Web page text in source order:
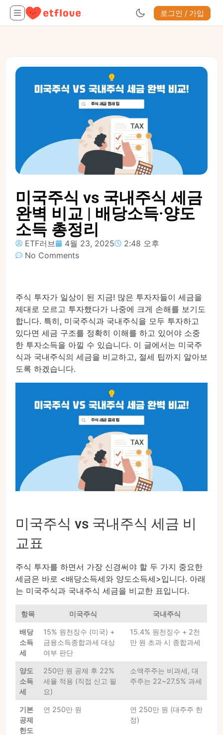
로그인 / 가입
미국주식 vs 국내주식 세금
완벽 비교 | 배당소득·양도
소득 총정리
ETF러브 4월 23, 2025
2:48 오후
No Comments
주식 투자가 일상이 된 지금! 많은 투자자들이 세금을
제대로 모르고 투자했다가 나중에 크게 손해를 보기도
합니다. 특히, 미국주식과 국내주식을 모두 투자하고
있다면 세금 구조를 정확히 이해를 하고 있어야 소중
한 투자소득을 아낄 수 있습니다. 이 글에서는 미국주
식과 국내주식의 세금을 비교하고, 절세 팁까지 알아보
도록 하겠습니다.
미국주식 vs 국내주식 세금 비
교표
주식 투자를 하면서 가장 신경써야 할 두 가지 중요한
세금은 바로 <배당소득세와 양도소득세>입니다. 아래
는 미국주식과 국내주식 세금을 비교한 표입니다.
항목 미국주식 국내주식
배당
소득
세
15% 원천징수 (미국) +
금융소득종합과세 대상
여부 판단
15.4% 원천징수 + 2천
만 원 초과 시 종합과세
양도
소득
세
250만 원 공제 후 22%
세율 적용 (직접 신고 필
요)
소액주주는 비과세, 대
주주는 22~27.5% 과세
기본
공제
한도
연 250만 원
연 250만 원 (대주주 한
정)